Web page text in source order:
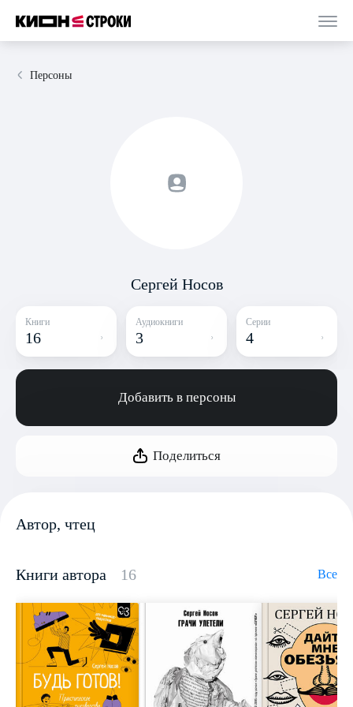
Персоны
Сергей Носов
Книги
16
Аудиокниги
3
Серии
4
Добавить в персоны
Поделиться
Автор, чтец
Книги автора 16 Все